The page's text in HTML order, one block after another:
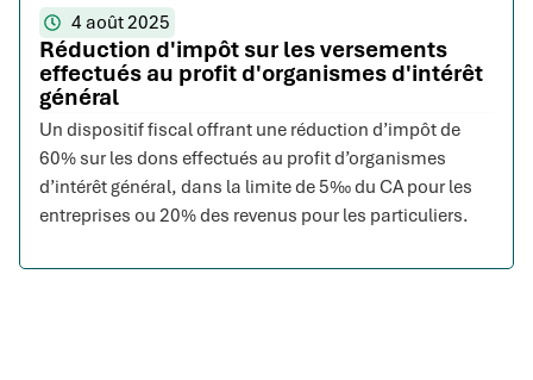
4 août 2025
Réduction d'impôt sur les versements
effectués au profit d'organismes d'intérêt
général
Un dispositif fiscal offrant une réduction d’impôt de
60% sur les dons effectués au profit d’organismes
d’intérêt général, dans la limite de 5‰ du CA pour les
entreprises ou 20% des revenus pour les particuliers.